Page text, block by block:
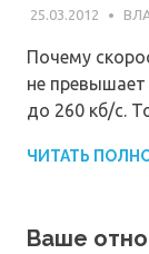
25.03.2012
Почему
не превышает
до 260 кб/с.
ЧИТАТЬ
Ваше